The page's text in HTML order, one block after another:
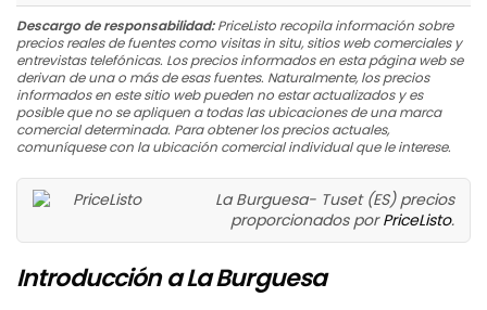
Descargo de responsabilidad:PriceListo recopila información sobre
precios reales de fuentes como visitas in situ, sitios web comerciales y
entrevistas telefónicas. Los precios informados en esta página web se
derivan de una o más de esas fuentes. Naturalmente, los precios
informados en este sitio web pueden no estar actualizados y es
posible que no se apliquen a todas las ubicaciones de una marca
comercial determinada. Para obtener los precios actuales,
comuníquese con la ubicación comercial individual que le interese.
La Burguesa- Tuset (ES) precios
proporcionados porPriceListo.
Introducción a La Burguesa